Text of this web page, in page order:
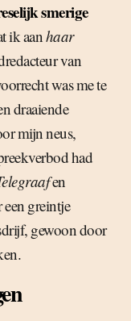
smerige
ik aanhaar
van
was me te
draaiende
mijn neus,
had
en
greintje
gewoon door